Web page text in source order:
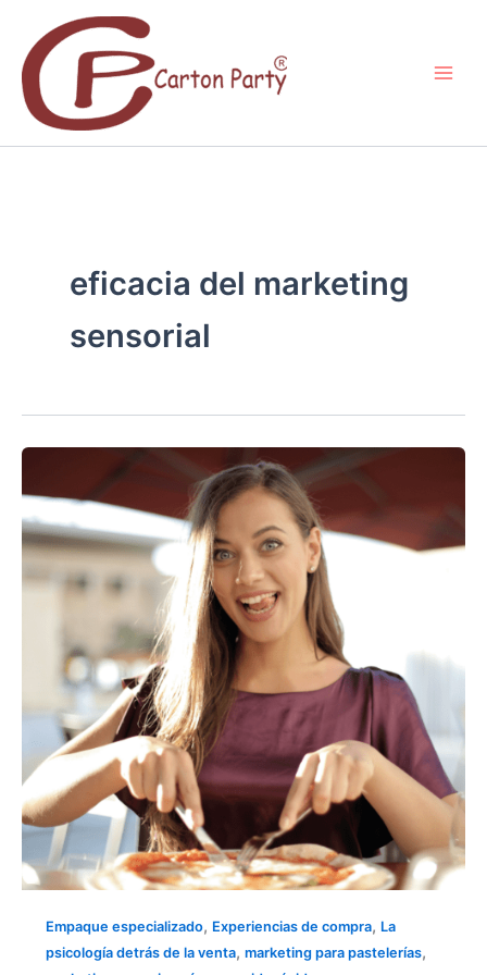
contenido
eficacia del marketing
sensorial
Empaque especializado, Experiencias de compra, La
psicología detrás de la venta, marketing para pastelerías,
MARKETING
SENSORIAL
PARA
CONQUISTAR
A
TUS
CLIENTES